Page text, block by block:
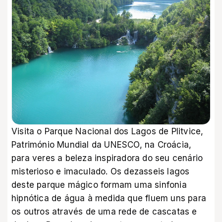
Visita o Parque Nacional dos Lagos de Plitvice,
Património Mundial da UNESCO, na Croácia,
para veres a beleza inspiradora do seu cenário
misterioso e imaculado. Os dezasseis lagos
deste parque mágico formam uma sinfonia
hipnótica de água à medida que fluem uns para
os outros através de uma rede de cascatas e